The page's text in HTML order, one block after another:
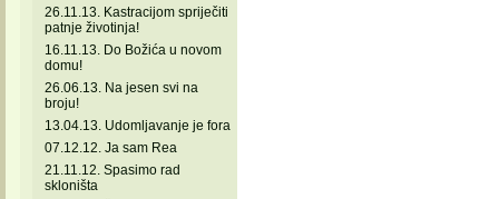
26.11.13. Kastracijom spriječiti
patnje životinja!
16.11.13. Do Božića u novom
domu!
26.06.13. Na jesen svi na
broju!
13.04.13. Udomljavanje je fora
07.12.12. Ja sam Rea
21.11.12. Spasimo rad
skloništa